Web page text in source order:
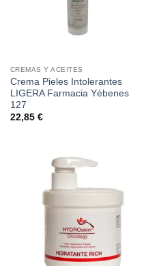
CREMAS Y ACEITES
Crema Pieles Intolerantes
LIGERA Farmacia Yébenes
127
22,85 €